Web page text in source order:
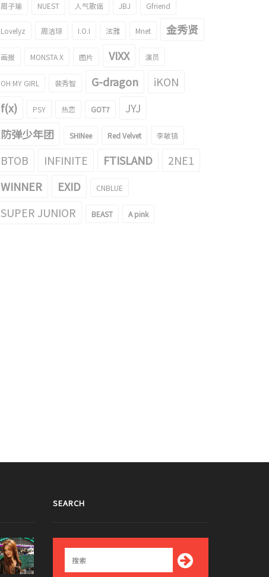
周子瑜 NUEST 人气歌谣 JBJ Gfriend
Lovelyz 周洁琼 I.O.I 泫雅 Mnet 金秀贤
画报 MONSTA X 图片 VIXX 演员
OH MY GIRL 裴秀智 G-dragon
iKON
f(x)
PSY 热恋 GOT7
JYJ
防弹少年团
SHINee Red Velvet 李敏镐
BTOB INFINITE FTISLAND
2NE1
WINNER
EXID CNBLUE
SUPER JUNIOR BEAST A pink
SEARCH